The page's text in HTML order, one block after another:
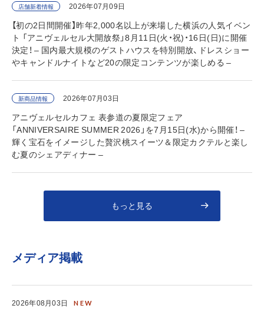
店舗新着情報 2026年07月09日
【初の2日間開催】昨年2,000名以上が来場した横浜の人気イベン
ト 「アニヴェルセル大開放祭」8月11日(火・祝)・16日(日)に開催
決定！ – 国内最大規模のゲストハウスを特別開放、ドレスショー
やキャンドルナイトなど20の限定コンテンツが楽しめる –
新商品情報 2026年07月03日
アニヴェルセルカフェ 表参道の夏限定フェア
「ANNIVERSAIRE SUMMER 2026」を7月15日(水)から開催！ –
輝く宝石をイメージした贅沢桃スイーツ＆限定カクテルと楽し
む夏のシェアディナー –
もっと見る
メディア掲載
2026年08月03日